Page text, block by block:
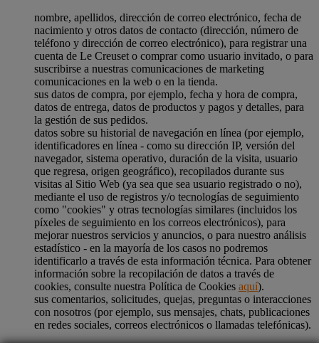
nombre, apellidos, dirección de correo electrónico, fecha de
nacimiento y otros datos de contacto (dirección, número de
teléfono y dirección de correo electrónico), para registrar una
cuenta de Le Creuset o comprar como usuario invitado, o para
suscribirse a nuestras comunicaciones de marketing
comunicaciones en la web o en la tienda.
sus datos de compra, por ejemplo, fecha y hora de compra,
datos de entrega, datos de productos y pagos y detalles, para
la gestión de sus pedidos.
datos sobre su historial de navegación en línea (por ejemplo,
identificadores en línea - como su dirección IP, versión del
navegador, sistema operativo, duración de la visita, usuario
que regresa, origen geográfico), recopilados durante sus
visitas al Sitio Web (ya sea que sea usuario registrado o no),
mediante el uso de registros y/o tecnologías de seguimiento
como "cookies" y otras tecnologías similares (incluidos los
píxeles de seguimiento en los correos electrónicos), para
mejorar nuestros servicios y anuncios, o para nuestro análisis
estadístico - en la mayoría de los casos no podremos
identificarlo a través de esta información técnica. Para obtener
información sobre la recopilación de datos a través de
cookies, consulte nuestra Política de Cookies aquí).
sus comentarios, solicitudes, quejas, preguntas o interacciones
con nosotros (por ejemplo, sus mensajes, chats, publicaciones
en redes sociales, correos electrónicos o llamadas telefónicas).